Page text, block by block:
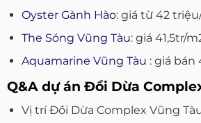
Oyster Gành Hào: giá từ 42
The Sóng Vũng Tàu: giá 41,5tr/
Aquamarine Vũng Tàu : giá
Q&A dự án Đồi Dừa
Vị trí Đồi Dừa Complex Vũng